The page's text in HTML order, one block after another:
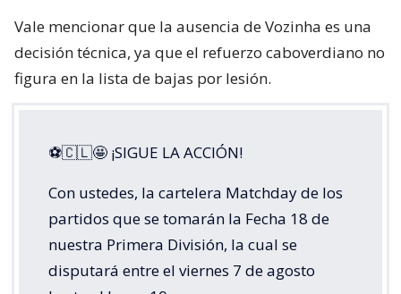
Vale mencionar que la ausencia de Vozinha es una
decisión técnica, ya que el refuerzo caboverdiano no
figura en la lista de bajas por lesión.
⚽🇨🇱🤩 ¡SIGUE LA ACCIÓN!
Con ustedes, la cartelera Matchday de los
partidos que se tomarán la Fecha 18 de
nuestra Primera División, la cual se
disputará entre el viernes 7 de agosto